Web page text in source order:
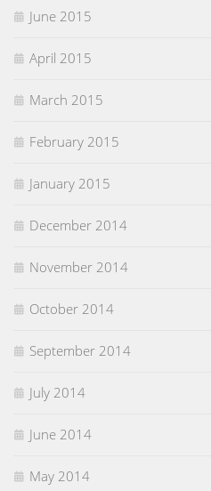
June 2015
April 2015
March 2015
February 2015
January 2015
December 2014
November 2014
October 2014
September 2014
July 2014
June 2014
May 2014